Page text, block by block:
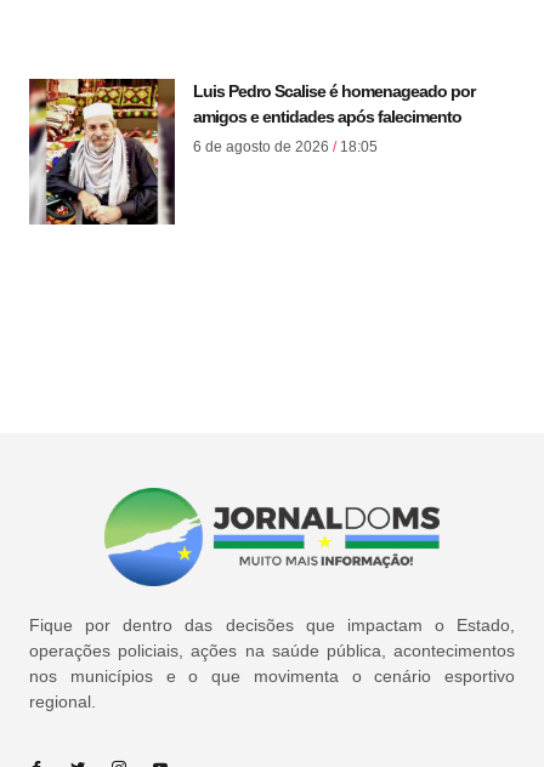
Luis Pedro Scalise é homenageado por
amigos e entidades após falecimento
6 de agosto de 2026 18:05
Fique por dentro das decisões que impactam o Estado,
operações policiais, ações na saúde pública, acontecimentos
nos municípios e o que movimenta o cenário esportivo
regional.